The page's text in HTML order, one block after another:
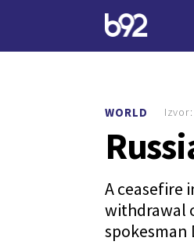
WORLD
A ceasefire
withdrawal
spokesman
Izvor: